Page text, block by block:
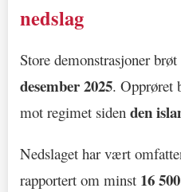
nedslag
Store demonstrasjoner
desember 2025. Opprøret
mot regimet siden den
Nedslaget har vært
rapportert om minst 16